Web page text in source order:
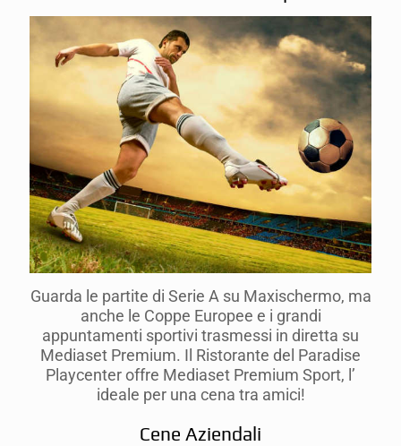
Guarda le partite di Serie A su Maxischermo, ma
anche le Coppe Europee e i grandi
appuntamenti sportivi trasmessi in diretta su
Mediaset Premium. Il Ristorante del Paradise
Playcenter offre Mediaset Premium Sport, l’
ideale per una cena tra amici!
Cene Aziendali